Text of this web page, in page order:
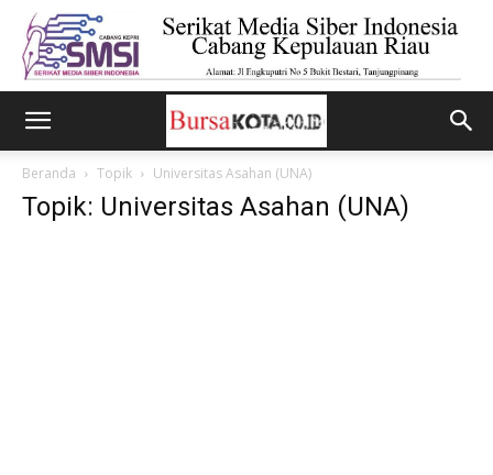
Beranda Topik Universitas Asahan (UNA)
Topik: Universitas Asahan (UNA)